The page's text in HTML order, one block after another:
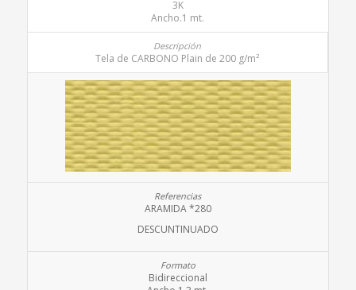
3K
Ancho.1 mt.
Tela de CARBONO Plain de 200 g/m²
ARAMIDA *280
DESCUNTINUADO
Bidireccional